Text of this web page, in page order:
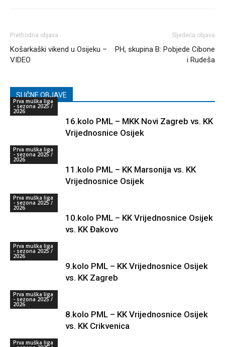
Prethodna objava
Košarkaški vikend u Osijeku –
VIDEO
Sljedeća objava
PH, skupina B: Pobjede Cibone
i Rudeša
SLIČNE OBJAVE
Prva muška liga
- sezona 2025 /
2026
16.kolo PML – MKK Novi Zagreb vs. KK
Vrijednosnice Osijek
Prva muška liga
- sezona 2025 /
2026
11.kolo PML – KK Marsonija vs. KK
Vrijednosnice Osijek
Prva muška liga
- sezona 2025 /
2026
10.kolo PML – KK Vrijednosnice Osijek
vs. KK Đakovo
Prva muška liga
- sezona 2025 /
2026
9.kolo PML – KK Vrijednosnice Osijek
vs. KK Zagreb
Prva muška liga
- sezona 2025 /
2026
8.kolo PML – KK Vrijednosnice Osijek
vs. KK Crikvenica
Prva muška liga